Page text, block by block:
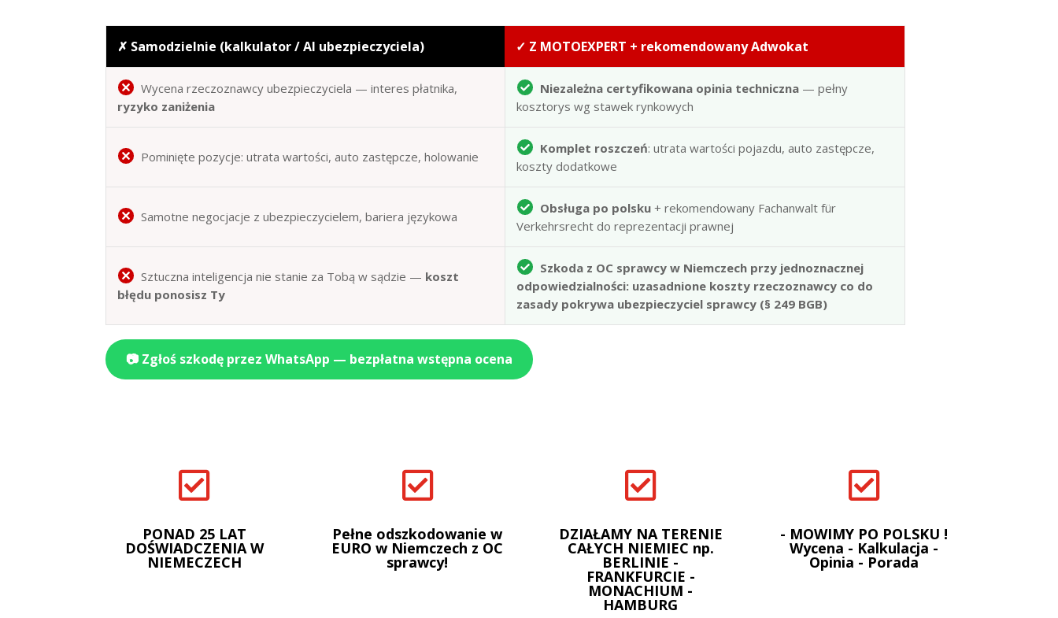
✗ Samodzielnie (kalkulator / AI ubezpieczyciela) ✓ Z MOTOEXPERT + rekomendowany Adwokat
Wycena rzeczoznawcy ubezpieczyciela — interes płatnika,
ryzyko zaniżenia
Niezależna certyfikowana opinia techniczna — pełny
kosztorys wg stawek rynkowych
Pominięte pozycje: utrata wartości, auto zastępcze, holowanie
Komplet roszczeń: utrata wartości pojazdu, auto zastępcze,
koszty dodatkowe
Samotne negocjacje z ubezpieczycielem, bariera językowa
Obsługa po polsku + rekomendowany Fachanwalt für
Verkehrsrecht do reprezentacji prawnej
Sztuczna inteligencja nie stanie za Tobą w sądzie — koszt
błędu ponosisz Ty
Szkoda z OC sprawcy w Niemczech przy jednoznacznej
odpowiedzialności: uzasadnione koszty rzeczoznawcy co do
zasady pokrywa ubezpieczyciel sprawcy (§ 249 BGB)
📷 Zgłoś szkodę przez WhatsApp — bezpłatna wstępna ocena

PONAD 25 LAT
DOŚWIADCZENIA W
NIEMECZECH

Pełne odszkodowanie w
EURO w Niemczech z OC
sprawcy!

DZIAŁAMY NA TERENIE
CAŁYCH NIEMIEC np.
BERLINIE -
FRANKFURCIE -
MONACHIUM -
HAMBURG

- MOWIMY PO POLSKU !
Wycena - Kalkulacja -
Opinia - Porada